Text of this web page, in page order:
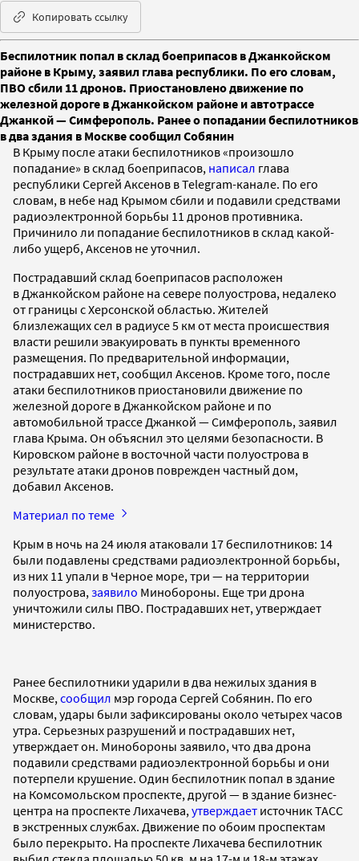
Копировать ссылку
Беспилотник попал в склад боеприпасов в Джанкойском
районе в Крыму, заявил глава республики. По его словам,
ПВО сбили 11 дронов. Приостановлено движение по
железной дороге в Джанкойском районе и автотрассе
Джанкой — Симферополь. Ранее о попадании беспилотников
в два здания в Москве сообщил Собянин
В Крыму после атаки беспилотников «произошло
попадание» в склад боеприпасов, написал глава
республики Сергей Аксенов в Telegram-канале. По его
словам, в небе над Крымом сбили и подавили средствами
радиоэлектронной борьбы 11 дронов противника.
Причинило ли попадание беспилотников в склад какой-
либо ущерб, Аксенов не уточнил.
Пострадавший склад боеприпасов расположен
в Джанкойском районе на севере полуострова, недалеко
от границы с Херсонской областью. Жителей
близлежащих сел в радиусе 5 км от места происшествия
власти решили эвакуировать в пункты временного
размещения. По предварительной информации,
пострадавших нет, сообщил Аксенов. Кроме того, после
атаки беспилотников приостановили движение по
железной дороге в Джанкойском районе и по
автомобильной трассе Джанкой — Симферополь, заявил
глава Крыма. Он объяснил это целями безопасности. В
Кировском районе в восточной части полуострова в
результате атаки дронов поврежден частный дом,
добавил Аксенов.
Материал по теме
Крым в ночь на 24 июля атаковали 17 беспилотников: 14
были подавлены средствами радиоэлектронной борьбы,
из них 11 упали в Черное море, три — на территории
полуострова, заявило Минобороны. Еще три дрона
уничтожили силы ПВО. Пострадавших нет, утверждает
министерство.
Ранее беспилотники ударили в два нежилых здания в
Москве, сообщил мэр города Сергей Собянин. По его
словам, удары были зафиксированы около четырех часов
утра. Серьезных разрушений и пострадавших нет,
утверждает он. Минобороны заявило, что два дрона
подавили средствами радиоэлектронной борьбы и они
потерпели крушение. Один беспилотник попал в здание
на Комсомольском проспекте, другой — в здание бизнес-
центра на проспекте Лихачева, утверждает источник ТАСС
в экстренных службах. Движение по обоим проспектам
было перекрыто. На проспекте Лихачева беспилотник